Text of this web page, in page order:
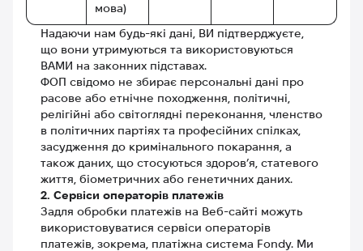
мова)
Надаючи нам будь-які дані, ВИ підтверджуєте,
що вони утримуються та використовуються
ВАМИ на законних підставах.
ФОП свідомо не збирає персональні дані про
расове або етнічне походження, політичні,
релігійні або світоглядні переконання, членство
в політичних партіях та професійних спілках,
засудження до кримінального покарання, а
також даних, що стосуються здоров’я, статевого
життя, біометричних або генетичних даних.
2. Сервіси операторів платежів
Задля обробки платежів на Веб-сайті можуть
використовуватися сервіси операторів
платежів, зокрема, платіжна система Fondy. Ми